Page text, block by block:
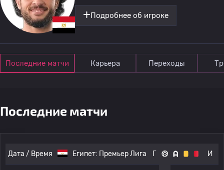
Подробнее об игроке
Последние матчи Карьера Переходы
Последние матчи
Дата / Время Египет: Премьер Лига Г И